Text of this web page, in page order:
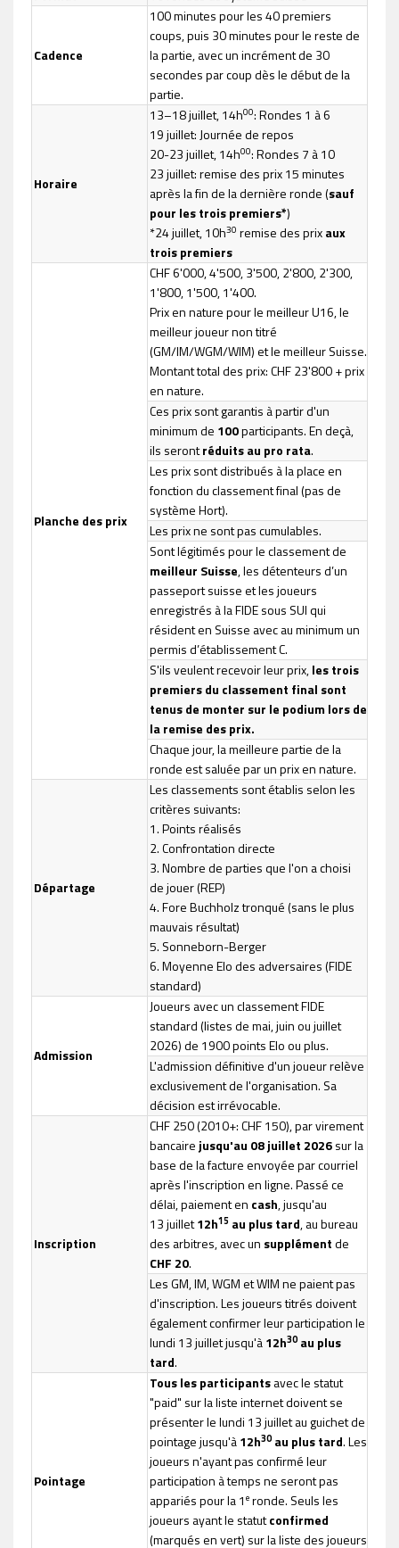
Cadence
100 minutes pour les 40 premiers
coups, puis 30 minutes pour le reste de
la partie, avec un incrément de 30
secondes par coup dès le début de la
partie.
Horaire
13–18 juillet, 14h00: Rondes 1 à 6
19 juillet: Journée de repos
20-23 juillet, 14h00: Rondes 7 à 10
23 juillet: remise des prix 15 minutes
après la fin de la dernière ronde (sauf
pour les trois premiers*)
*24 juillet, 10h30 remise des prixaux
trois premiers
Planche des prix
CHF 6'000, 4'500, 3'500, 2'800, 2'300,
1'800, 1'500, 1'400.
Prix en nature pour le meilleur U16, le
meilleur joueur non titré
(GM/IM/WGM/WIM) et le meilleur Suisse.
Montant total des prix: CHF 23'800 + prix
en nature.
Ces prix sont garantis à partir d'un
minimum de 100participants. En deçà,
ils serontréduits au pro rata.
Les prix sont distribués à la place en
fonction du classement final (pas de
système Hort).
Les prix ne sont pas cumulables.
Sont légitimés pour le classement de
meilleur Suisse, les détenteurs d’un
passeport suisse et les joueurs
enregistrés à la FIDE sous SUI qui
résident en Suisse avec au minimum un
permis d’établissement C.
S'ils veulent recevoir leur prix,les trois
premiers du classement final sont
tenus de monter sur le podium lors de
la remise des prix.
Chaque jour, la meilleure partie de la
ronde est saluée par un prix en nature.
Départage
Les classements sont établis selon les
critères suivants:
1. Points réalisés
2. Confrontation directe
3. Nombre de parties que l'on a choisi
de jouer (REP)
4. Fore Buchholz tronqué (sans le plus
mauvais résultat)
5. Sonneborn-Berger
6. Moyenne Elo des adversaires (FIDE
standard)
Admission
Joueurs avec un classement FIDE
standard (listes de mai, juin ou juillet
2026) de 1900 points Elo ou plus.
L'admission définitive d'un joueur relève
exclusivement de l'organisation. Sa
décision est irrévocable.
Inscription
CHF 250 (2010+: CHF 150), par virement
bancaire jusqu'au 08 juillet 2026sur la
base de la facture envoyée par courriel
après l'inscription en ligne. Passé ce
délai, paiement en cash, jusqu'au
13 juillet12h15 au plus tard, au bureau
des arbitres, avec un supplémentde
CHF 20.
Les GM, IM, WGM et WIM ne paient pas
d'inscription. Les joueurs titrés doivent
également confirmer leur participation le
lundi 13 juillet jusqu'à12h30 au plus
tard.
Pointage
Tous les participantsavec le statut
"paid" sur la liste internet doivent se
présenter le lundi 13 juillet au guichet de
pointage jusqu'à12h30 au plus tard. Les
joueurs n'ayant pas confirmé leur
participation à temps ne seront pas
appariés pour la 1eronde. Seuls les
joueurs ayant le statutconfirmed
(marqués en vert) sur la liste des joueurs